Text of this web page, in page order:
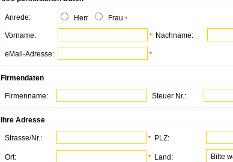
Anrede: Herr Frau *
Vorname: * Nachname:
eMail-Adresse: *
Firmendaten
Firmenname: Steuer Nr.:
Ihre Adresse
Strasse/Nr.: * PLZ:
Ort: * Land: